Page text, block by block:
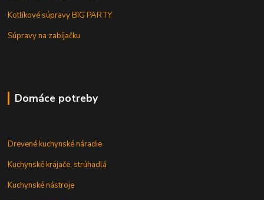
Kotlíkové súpravy BIG PARTY
Súpravy na zabíjačku
Domáce potreby
Drevené kuchynské náradie
Kuchynské krájače, strúhadlá
Kuchynské nástroje